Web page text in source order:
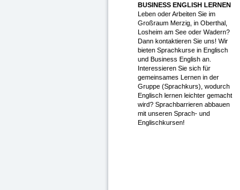
BUSINESS ENGLISH LERNEN
Leben oder Arbeiten Sie im
Großraum Merzig, in Oberthal,
Losheim am See oder Wadern?
Dann kontaktieren Sie uns! Wir
bieten Sprachkurse in Englisch
und Business English an.
Interessieren Sie sich für
gemeinsames Lernen in der
Gruppe (Sprachkurs), wodurch
Englisch lernen leichter gemacht
wird? Sprachbarrieren abbauen
mit unseren Sprach- und
Englischkursen!